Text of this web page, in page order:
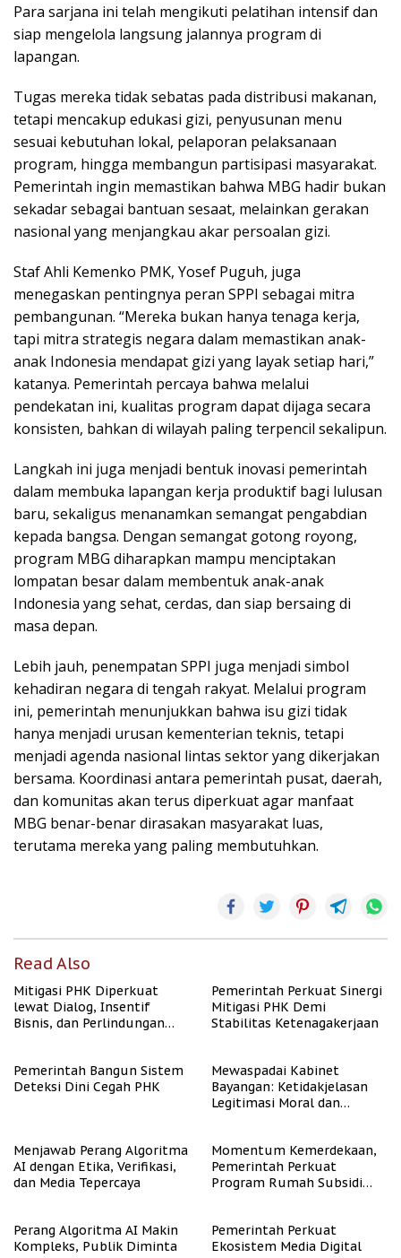
Para sarjana ini telah mengikuti pelatihan intensif dan
siap mengelola langsung jalannya program di
lapangan.
Tugas mereka tidak sebatas pada distribusi makanan,
tetapi mencakup edukasi gizi, penyusunan menu
sesuai kebutuhan lokal, pelaporan pelaksanaan
program, hingga membangun partisipasi masyarakat.
Pemerintah ingin memastikan bahwa MBG hadir bukan
sekadar sebagai bantuan sesaat, melainkan gerakan
nasional yang menjangkau akar persoalan gizi.
Staf Ahli Kemenko PMK, Yosef Puguh, juga
menegaskan pentingnya peran SPPI sebagai mitra
pembangunan. “Mereka bukan hanya tenaga kerja,
tapi mitra strategis negara dalam memastikan anak-
anak Indonesia mendapat gizi yang layak setiap hari,”
katanya. Pemerintah percaya bahwa melalui
pendekatan ini, kualitas program dapat dijaga secara
konsisten, bahkan di wilayah paling terpencil sekalipun.
Langkah ini juga menjadi bentuk inovasi pemerintah
dalam membuka lapangan kerja produktif bagi lulusan
baru, sekaligus menanamkan semangat pengabdian
kepada bangsa. Dengan semangat gotong royong,
program MBG diharapkan mampu menciptakan
lompatan besar dalam membentuk anak-anak
Indonesia yang sehat, cerdas, dan siap bersaing di
masa depan.
Lebih jauh, penempatan SPPI juga menjadi simbol
kehadiran negara di tengah rakyat. Melalui program
ini, pemerintah menunjukkan bahwa isu gizi tidak
hanya menjadi urusan kementerian teknis, tetapi
menjadi agenda nasional lintas sektor yang dikerjakan
bersama. Koordinasi antara pemerintah pusat, daerah,
dan komunitas akan terus diperkuat agar manfaat
MBG benar-benar dirasakan masyarakat luas,
terutama mereka yang paling membutuhkan.
Read Also
Mitigasi PHK Diperkuat
lewat Dialog, Insentif
Bisnis, dan Perlindungan
Pemerintah Perkuat Sinergi
Mitigasi PHK Demi
Stabilitas Ketenagakerjaan
Pemerintah Bangun Sistem
Deteksi Dini Cegah PHK
Mewaspadai Kabinet
Bayangan: Ketidakjelasan
Legitimasi Moral dan
Menjawab Perang Algoritma
AI dengan Etika, Verifikasi,
dan Media Tepercaya
Momentum Kemerdekaan,
Pemerintah Perkuat
Program Rumah Subsidi
Perang Algoritma AI Makin
Kompleks, Publik Diminta
Pemerintah Perkuat
Ekosistem Media Digital